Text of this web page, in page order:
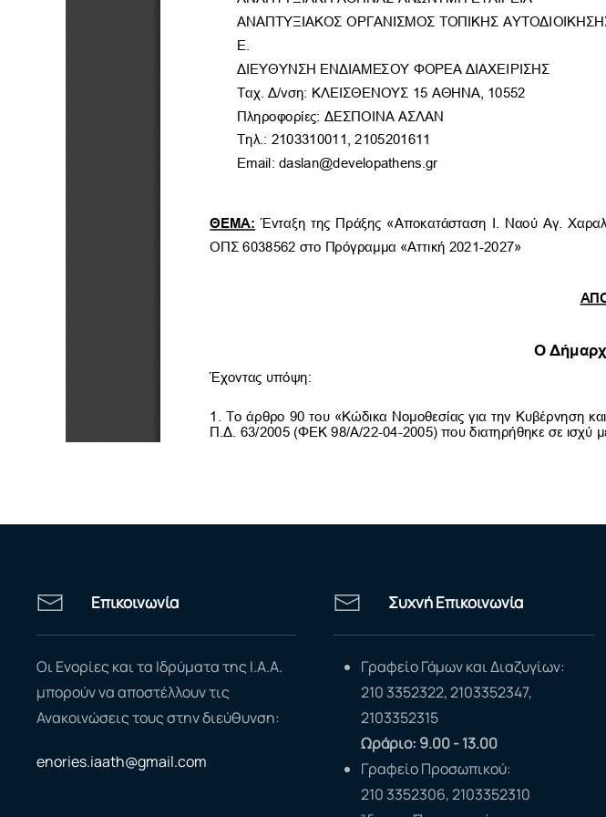
Επικοινωνία
Οι Ενορίες και τα Ιδρύματα της Ι.Α.Α.
μπορούν να αποστέλλουν τις
Ανακοινώσεις τους στην διεύθυνση:
enories.iaath@gmail.com
Συχνή Επικοινωνία
Γραφείο Γάμων και Διαζυγίων:
210 3352322, 2103352347,
2103352315
Ωράριο: 9.00 - 13.00
Γραφείο Προσωπικού:
210 3352306, 2103352310